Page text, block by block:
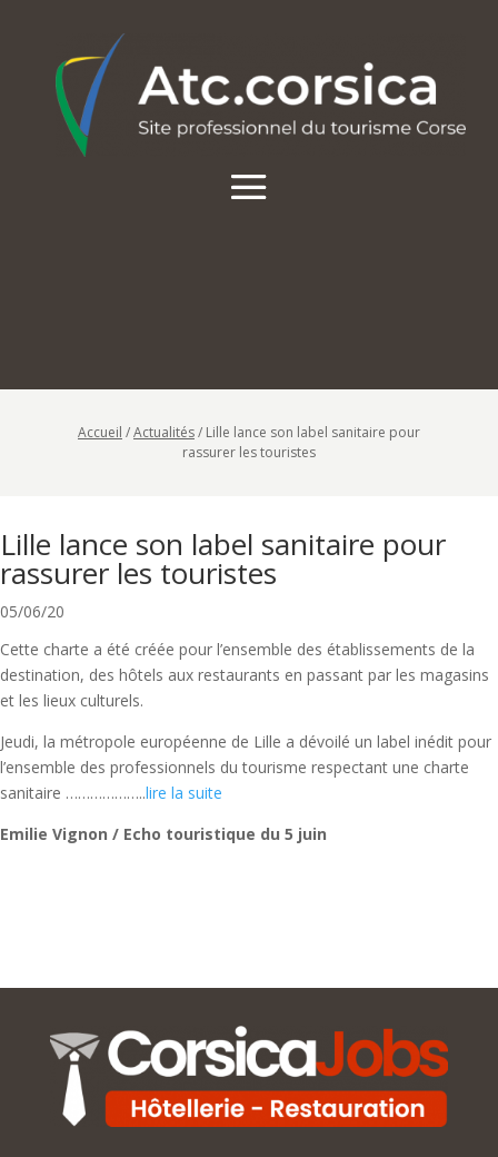
Accueil /Actualités/ Lille lance son label sanitaire pour
rassurer les touristes
Lille lance son label sanitaire pour
rassurer les touristes
05/06/20
Cette charte a été créée pour l’ensemble des établissements de la
destination, des hôtels aux restaurants en passant par les magasins
et les lieux culturels.
Jeudi, la métropole européenne de Lille a dévoilé un label inédit pour
l’ensemble des professionnels du tourisme respectant une charte
sanitaire ………………..lire la suite
Emilie Vignon / Echo touristique du 5 juin